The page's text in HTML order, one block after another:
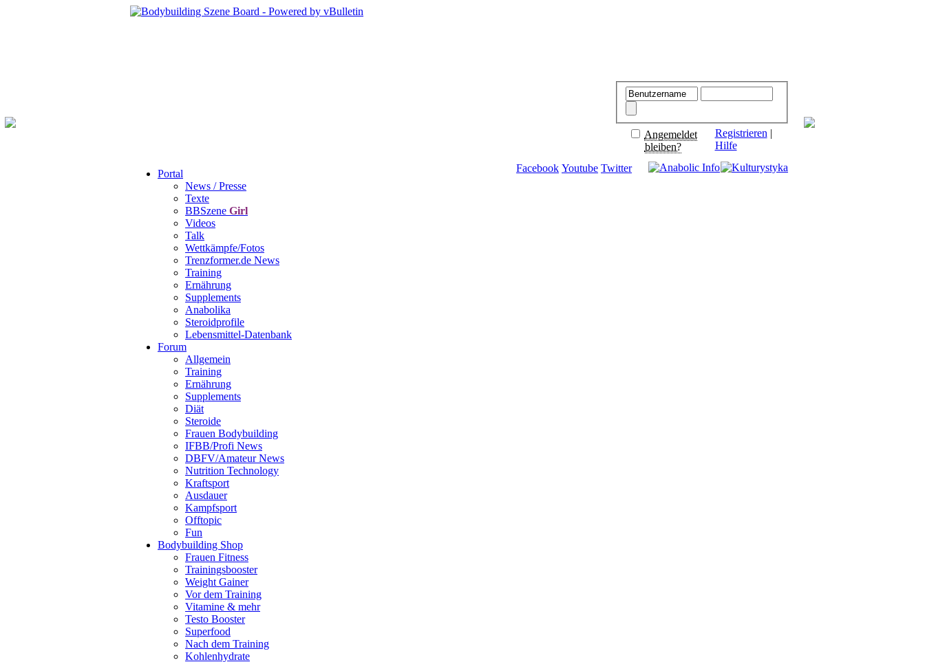
Angemeldet
bleiben?
Registrieren |
Hilfe
Portal
News / Presse
Texte
BBSzene Girl
Videos
Talk
Wettkämpfe/Fotos
Trenzformer.de News
Training
Ernährung
Supplements
Anabolika
Steroidprofile
Lebensmittel-Datenbank
Forum
Allgemein
Training
Ernährung
Supplements
Diät
Steroide
Frauen Bodybuilding
IFBB/Profi News
DBFV/Amateur News
Nutrition Technology
Kraftsport
Ausdauer
Kampfsport
Offtopic
Fun
Bodybuilding Shop
Frauen Fitness
Trainingsbooster
Weight Gainer
Vor dem Training
Vitamine & mehr
Testo Booster
Superfood
Nach dem Training
Kohlenhydrate
Facebook Youtube Twitter